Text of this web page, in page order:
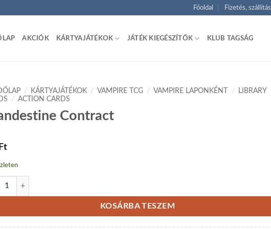
Főoldal Fizetés, szállítás
AKCIÓK KÁRTYAJÁTÉKOK JÁTÉK KIEGÉSZÍTŐK KLUB TAGSÁG
/ KÁRTYAJÁTÉKOK / VAMPIRE TCG / VAMPIRE LAPONKÉNT /
LIBRARY
/ ACTION CARDS
Contract
Ft
Contract mennyiség
KOSÁRBA TESZEM